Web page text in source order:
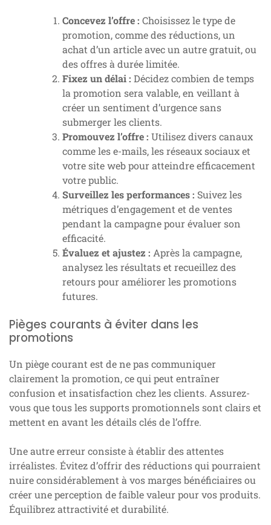
Concevez l’offre : Choisissez le type de
promotion, comme des réductions, un
achat d’un article avec un autre gratuit, ou
des offres à durée limitée.
Fixez un délai : Décidez combien de temps
la promotion sera valable, en veillant à
créer un sentiment d’urgence sans
submerger les clients.
Promouvez l’offre : Utilisez divers canaux
comme les e-mails, les réseaux sociaux et
votre site web pour atteindre efficacement
votre public.
Surveillez les performances : Suivez les
métriques d’engagement et de ventes
pendant la campagne pour évaluer son
efficacité.
Évaluez et ajustez : Après la campagne,
analysez les résultats et recueillez des
retours pour améliorer les promotions
futures.
Pièges courants à éviter dans les
promotions
Un piège courant est de ne pas communiquer
clairement la promotion, ce qui peut entraîner
confusion et insatisfaction chez les clients. Assurez-
vous que tous les supports promotionnels sont clairs et
mettent en avant les détails clés de l’offre.
Une autre erreur consiste à établir des attentes
irréalistes. Évitez d’offrir des réductions qui pourraient
nuire considérablement à vos marges bénéficiaires ou
créer une perception de faible valeur pour vos produits.
Équilibrez attractivité et durabilité.